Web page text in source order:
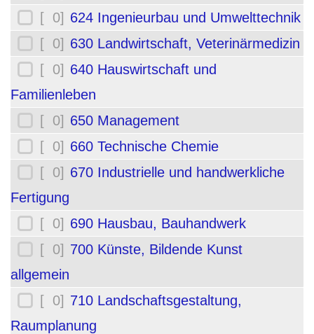
[ 0] 624 Ingenieurbau und Umwelttechnik
[ 0] 630 Landwirtschaft, Veterinärmedizin
[ 0] 640 Hauswirtschaft und
Familienleben
[ 0] 650 Management
[ 0] 660 Technische Chemie
[ 0] 670 Industrielle und handwerkliche
Fertigung
[ 0] 690 Hausbau, Bauhandwerk
[ 0] 700 Künste, Bildende Kunst
allgemein
[ 0] 710 Landschaftsgestaltung,
Raumplanung